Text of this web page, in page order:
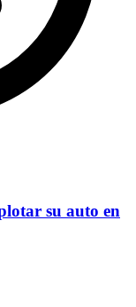
su auto en